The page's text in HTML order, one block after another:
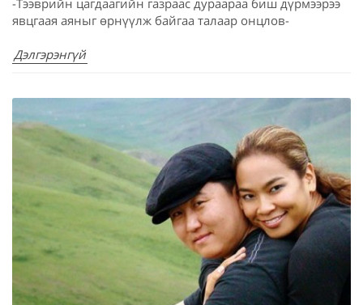
явцгаая аяныг өрнүүлж байгаа талаар онцлов-
Дэлгэрэнгүй